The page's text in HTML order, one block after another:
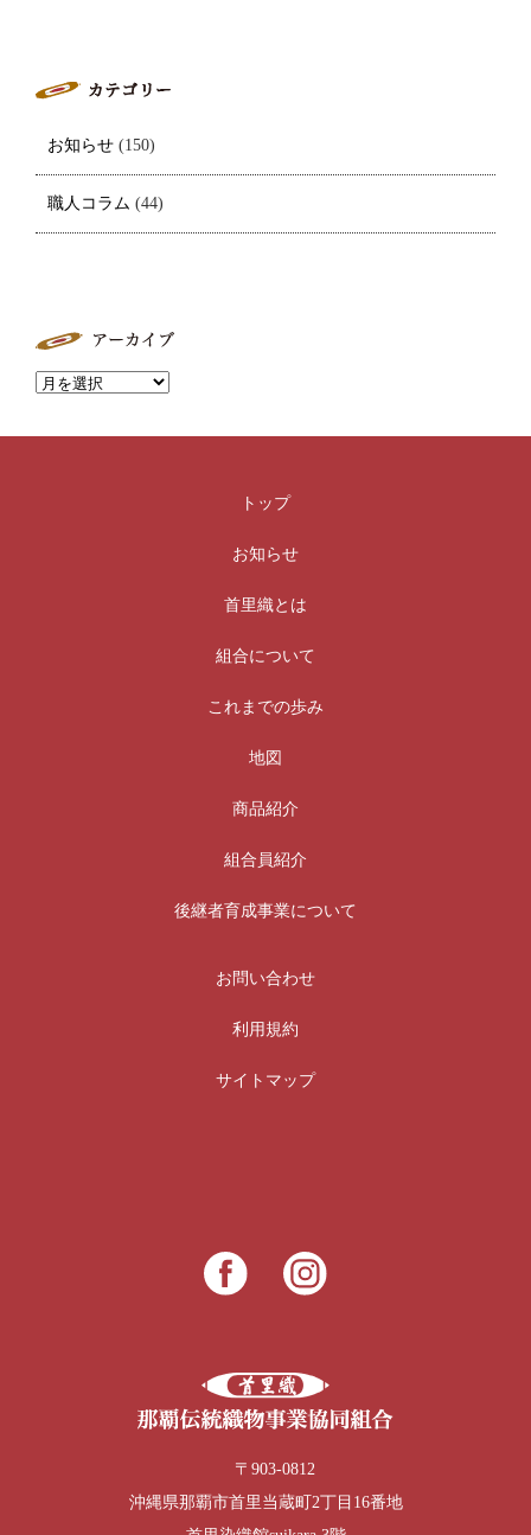
お知らせ (150)
職人コラム (44)
トップ
お知らせ
首里織とは
組合について
これまでの歩み
地図
商品紹介
組合員紹介
後継者育成事業について
お問い合わせ
利用規約
サイトマップ
〒903-0812
沖縄県那覇市首里当蔵町2丁目16番地